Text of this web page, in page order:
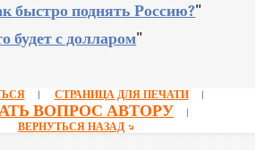
быстро поднять Россию?"
будет с долларом"
СТРАНИЦА ДЛЯ ПЕЧАТИ
ВОПРОС АВТОРУ
ВЕРНУТЬСЯ НАЗАД